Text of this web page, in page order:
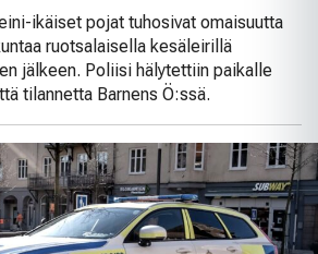
ikäiset pojat tuhosivat omaisuutta
ruotsalaisella kesäleirillä
jälkeen. Poliisi hälytettiin paikalle
tilannetta Barnens Ö:ssä.